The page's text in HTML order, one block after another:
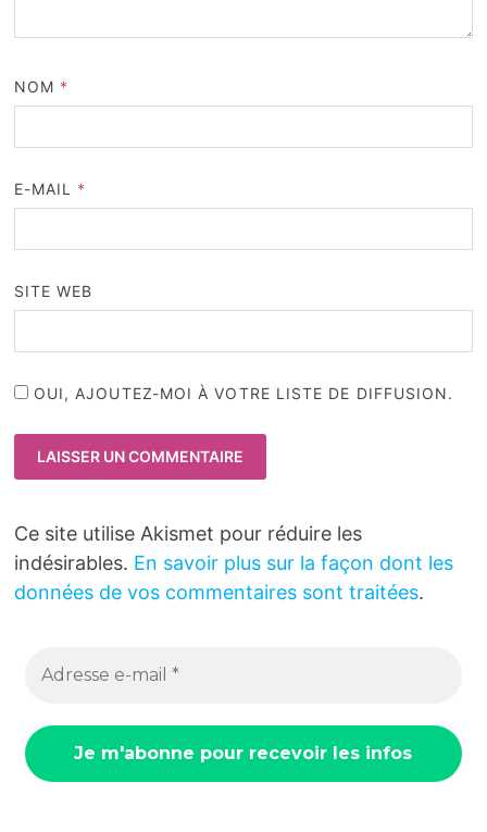
NOM *
E-MAIL *
SITE WEB
OUI, AJOUTEZ-MOI À VOTRE LISTE DE DIFFUSION.
Ce site utilise Akismet pour réduire les
indésirables. En savoir plus sur la façon dont les
données de vos commentaires sont traitées.